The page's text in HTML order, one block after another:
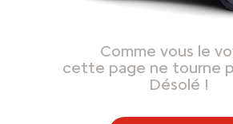
Comme vous le
cette page ne tourne
Désolé !